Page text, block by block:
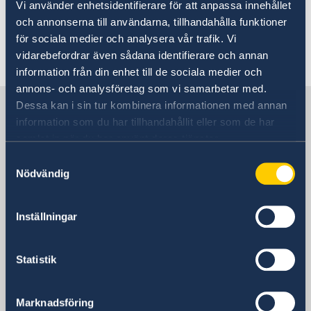
Vi använder enhetsidentifierare för att anpassa innehållet
och annonserna till användarna, tillhandahålla funktioner
för sociala medier och analysera vår trafik. Vi
vidarebefordrar även sådana identifierare och annan
information från din enhet till de sociala medier och
annons- och analysföretag som vi samarbetar med.
Dessa kan i sin tur kombinera informationen med annan
information som du har tillhandahållit eller som de har
samlat in när du har använt deras tjänster.
Nödvändig
Inställningar
Statistik
Marknadsföring
framför elsparkcykel (løbehjul) utan att ha
hjälm.
Senast uppdaterad 20 juli 2026, 09.54
Sverige i Danmark
Tel:
Aarhus